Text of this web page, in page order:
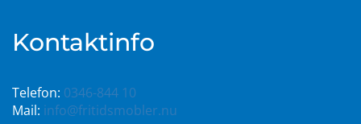
Kontaktinfo
Telefon: 0346-844 10
Mail: info@fritidsmobler.nu